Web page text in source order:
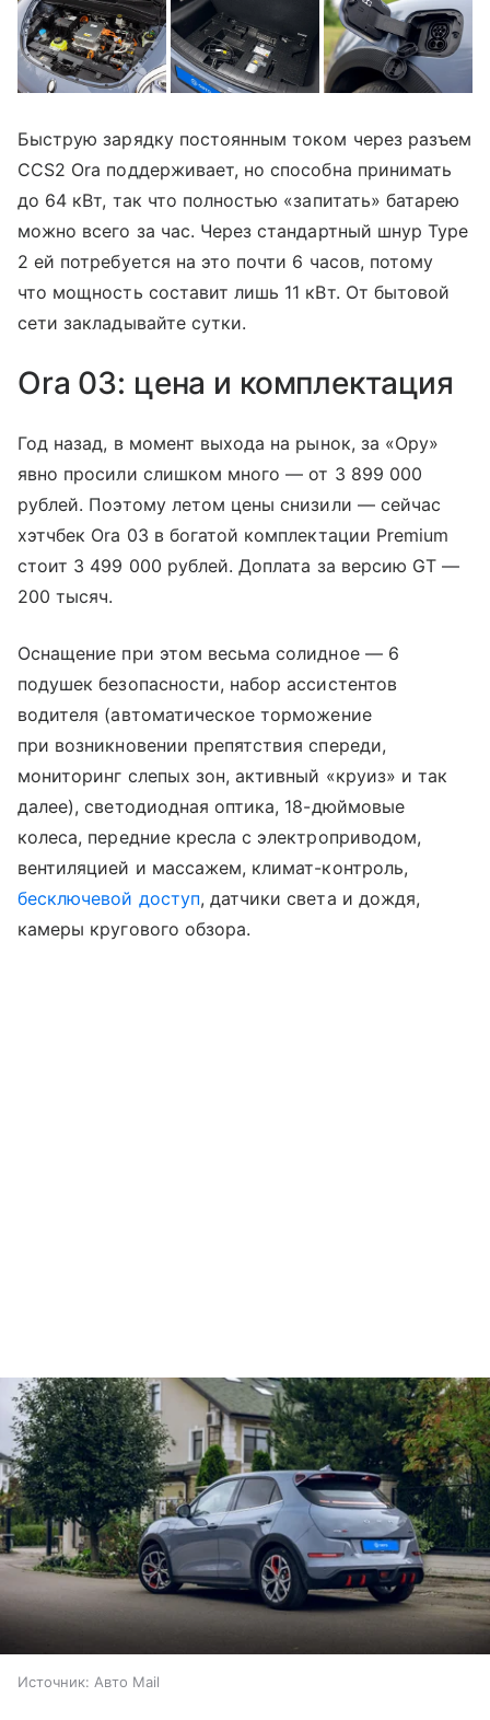
Быструю зарядку постоянным током через разъем
CCS2 Ora поддерживает, но способна принимать
до 64 кВт, так что полностью «запитать» батарею
можно всего за час. Через стандартный шнур Type
2 ей потребуется на это почти 6 часов, потому
что мощность составит лишь 11 кВт. От бытовой
сети закладывайте сутки.
Ora 03: цена и комплектация
Год назад, в момент выхода на рынок, за «Ору»
явно просили слишком много — от 3 899 000
рублей. Поэтому летом цены снизили — сейчас
хэтчбек Ora 03 в богатой комплектации Premium
стоит 3 499 000 рублей. Доплата за версию GT —
200 тысяч.
Оснащение при этом весьма солидное — 6
подушек безопасности, набор ассистентов
водителя (автоматическое торможение
при возникновении препятствия спереди,
мониторинг слепых зон, активный «круиз» и так
далее), светодиодная оптика, 18-дюймовые
колеса, передние кресла с электроприводом,
вентиляцией и массажем, климат-контроль,
бесключевой доступ, датчики света и дождя,
камеры кругового обзора.
Источник: Авто Mail